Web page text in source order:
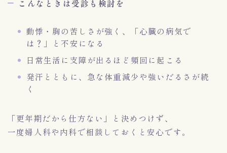
こんなときは受診も検討を
動悸・胸の苦しさが強く、「心臓の病気で
は？」と不安になる
日常生活に支障が出るほど頻回に起こる
発汗とともに、急な体重減少や強いだるさが続
く
「更年期だから仕方ない」と決めつけず、
一度婦人科や内科で相談しておくと安心です。